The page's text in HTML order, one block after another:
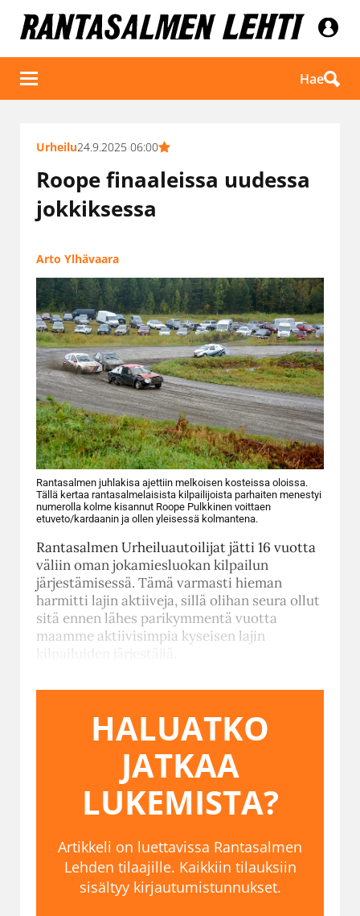
Hae
Urheilu24.9.2025 06:00
Roope finaaleissa uudessa
jokkiksessa
Arto Ylhävaara
Rantasalmen juhlakisa ajettiin melkoisen kosteissa oloissa.
Tällä kertaa rantasalmelaisista kilpailijoista parhaiten menestyi
numerolla kolme kisannut Roope Pulkkinen voittaen
etuveto/kardaanin ja ollen yleisessä kolmantena.
Rantasalmen Urheiluautoilijat jätti 16 vuotta
väliin oman jokamiesluokan kilpailun
järjestämisessä. Tämä varmasti hieman
harmitti lajin aktiiveja, sillä olihan seura ollut
sitä ennen lähes parikymmentä vuotta
maamme aktiivisimpia kyseisen lajin
kilpailuiden järjestäjiä.
HALUATKO
JATKAA
LUKEMISTA?
Artikkeli on luettavissa Rantasalmen
Lehden tilaajille. Kaikkiin tilauksiin
sisältyy kirjautumistunnukset.